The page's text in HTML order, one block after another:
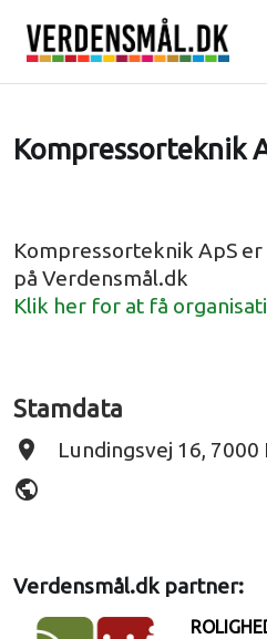
Kompressorteknik
Kompressorteknik ApS
på Verdensmål.dk
Klik her for at få
Stamdata
place Lundingsvej 16, 7000
public
Verdensmål.dk partner: